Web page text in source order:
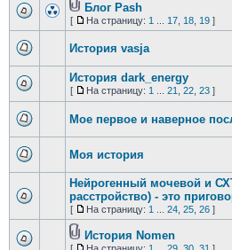
Блог Pash
[ На страницу: 1 17, 18, 19]
История vasja
История dark_energy
[ На страницу: 1 21 22, 23]
Мое первое и наверное
Моя история
Нейрогенный мочевой и
расстройство) - это
[ На страницу: 1 24, 25, 26]
История Nomen